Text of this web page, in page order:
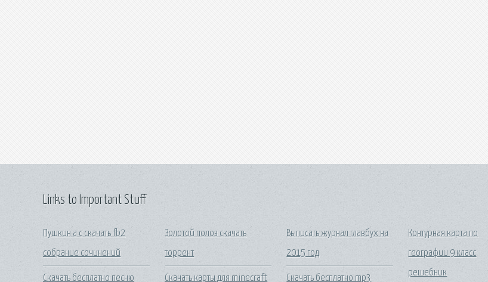
Links to Important Stuff
Пушкин а с скачать fb2
собрание сочинений
Скачать бесплатно песню
Золотой полоз скачать
торрент
Скачать карты для minecraft
Выписать журнал главбух на
2015 год
Скачать бесплатно mp3
Контурная карта по
географии 9 класс
решебник